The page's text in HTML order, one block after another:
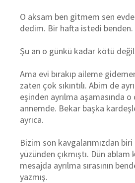
O aksam ben gitmem sen
dedim. Bir hafta istedi benden.
Şu an o günkü kadar kötü
Ama evi bırakıp aileme
zaten çok sıkıntılı. Abim de
eşinden ayrılma aşamasında
annemde. Bekar başka
ayrıca.
Bizim son kavgalarımızdan biri
yüzünden çıkmıştı. Dün ablam
mesajda ayrılma sırasının
yazmış.